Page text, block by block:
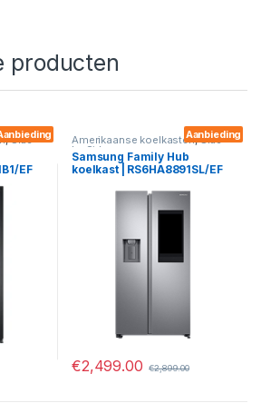
producten
,Side
EF
Aanbieding
Amerikaanse koelkasten,Side
by Sides
Samsung Family Hub
koelkast | RS6HA8891SL/EF
€2,499.00 €2,899.00